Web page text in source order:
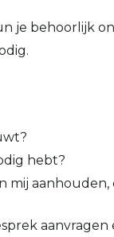
je behoorlijk
hebt?
mij aanhouden,
aanvragen